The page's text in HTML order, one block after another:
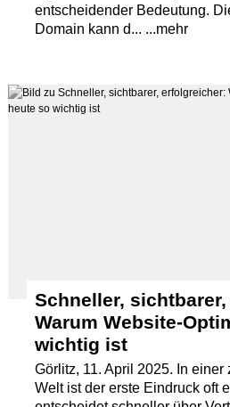
entscheidender Bedeutung.
Domain kann d... ...mehr
Schneller,
Warum Website-
wichtig ist
Görlitz, 11. April 2025. In
Welt ist der erste Eindruck oft